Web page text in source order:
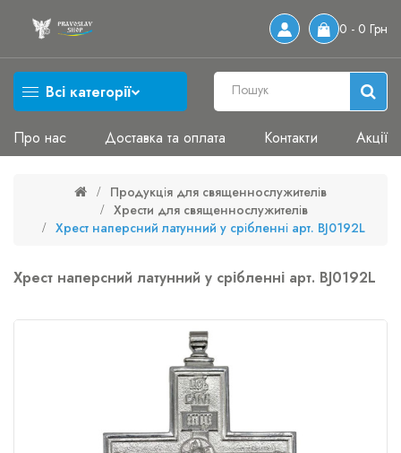
0 - 0 Грн
Всі категорії
Про нас Доставка та оплата Контакти Акції
Продукція для священнослужителів
Хрести для священнослужителів
Хрест наперсний латунний у срібленні арт. BJ0192L
Хрест наперсний латунний у срібленні арт. BJ0192L